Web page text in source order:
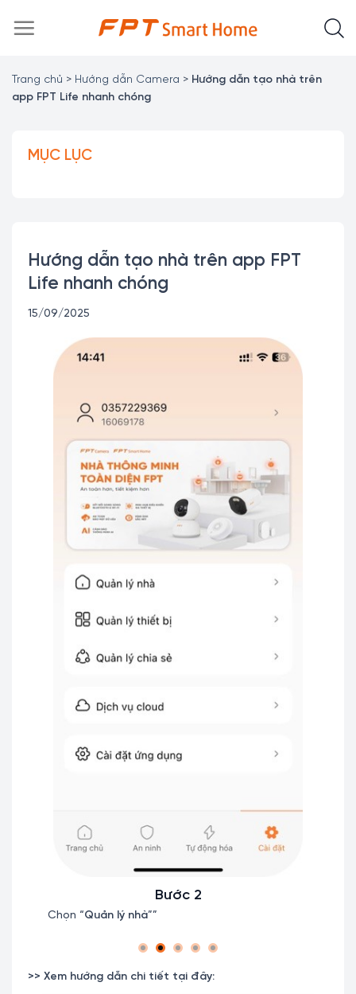
đến
Trang chủ > Hướng dẫn Camera > Hướng dẫn tạo nhà trên
app FPT Life nhanh chóng
Hướng dẫn tạo nhà trên app FPT
Life nhanh chóng
15/09/2025
Bước 2
Chọn “Quản lý nhà””
>> Xem hướng dẫn chi tiết tại đây:
MỤC LỤC